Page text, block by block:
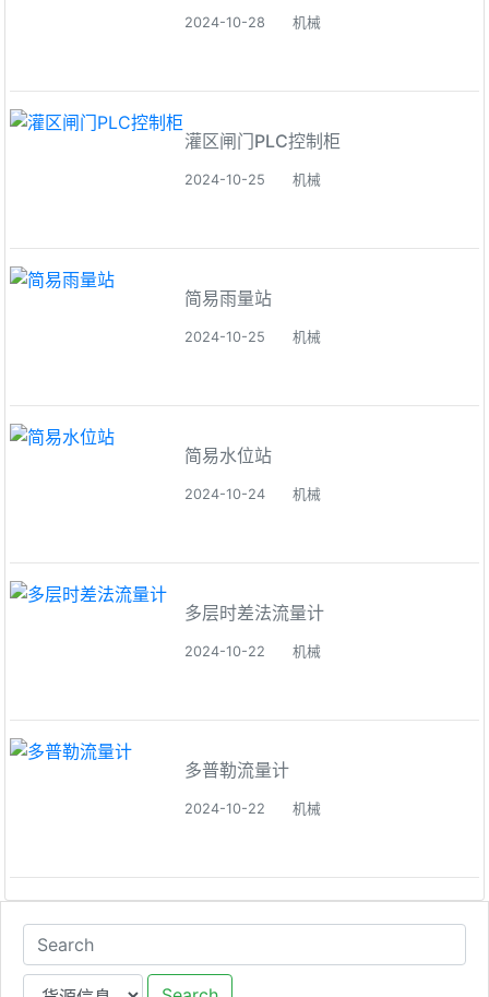
2024-10-28 机械
灌区闸门PLC控制柜
2024-10-25 机械
简易雨量站
2024-10-25 机械
简易水位站
2024-10-24 机械
多层时差法流量计
2024-10-22 机械
多普勒流量计
2024-10-22 机械